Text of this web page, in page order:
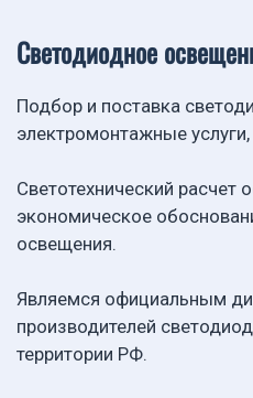
Светодиодное
Подбор и поставка
электромонтажные
Светотехнический расчет
экономическое
освещения.
Являемся официальным
производителей
территории РФ.